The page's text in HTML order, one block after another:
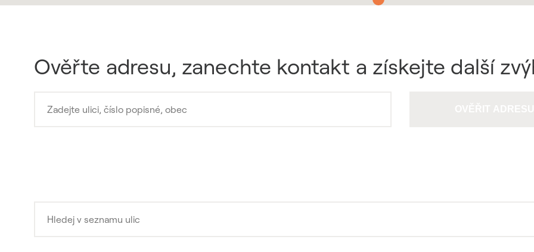
Ověřte adresu, zanechte kontakt a získejte další